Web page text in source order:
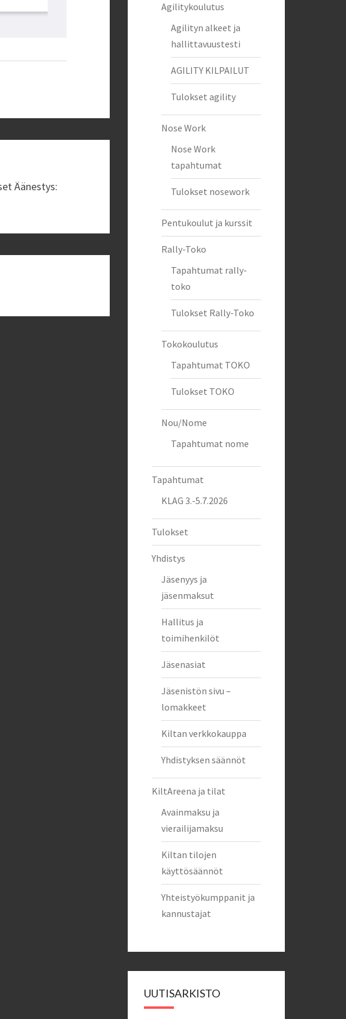
Äänestys:
Agilitykoulutus
Agilityn alkeet ja
hallittavuustesti
AGILITY KILPAILUT
Tulokset agility
Nose Work
Nose Work
tapahtumat
Tulokset nosework
Pentukoulut ja kurssit
Rally-Toko
Tapahtumat rally-
toko
Tulokset Rally-Toko
Tokokoulutus
Tapahtumat TOKO
Tulokset TOKO
Nou/Nome
Tapahtumat nome
Tapahtumat
KLAG 3.-5.7.2026
Tulokset
Yhdistys
Jäsenyys ja
jäsenmaksut
Hallitus ja
toimihenkilöt
Jäsenasiat
Jäsenistön sivu –
lomakkeet
Kiltan verkkokauppa
Yhdistyksen säännöt
KiltAreena ja tilat
Avainmaksu ja
vierailijamaksu
Kiltan tilojen
käyttösäännöt
Yhteistyökumppanit ja
kannustajat
UUTISARKISTO